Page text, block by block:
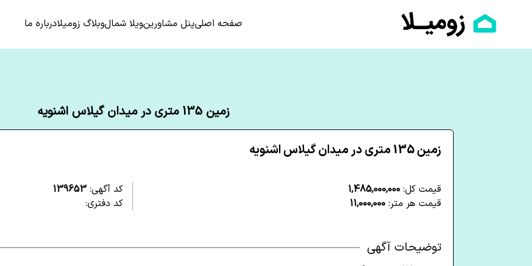
صفحه اصلیپنل مشاورینویلا شمالوبلاگ زومیلادرباره ما
زمین 135 متری در میدان گیلاس اشنویه
زمین 135 متری در میدان گیلاس اشنویه
قیمت کل: 1,485,000,000
قیمت هر متر: 11,000,000
کد آگهی: 139653
کد دفتری:
توضیحات آگهی